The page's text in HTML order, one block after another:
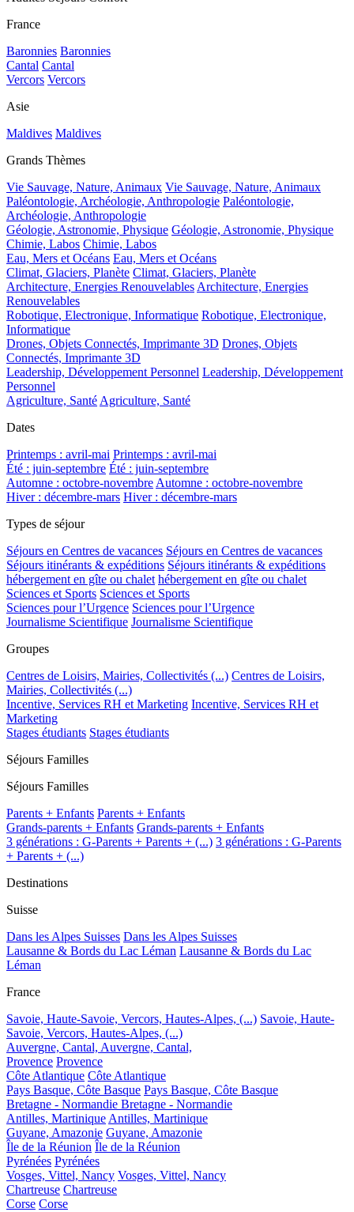
France
Baronnies Baronnies
Cantal Cantal
Vercors Vercors
Asie
Maldives Maldives
Grands Thèmes
Vie Sauvage, Nature, Animaux Vie Sauvage, Nature, Animaux
Paléontologie, Archéologie, Anthropologie Paléontologie,
Archéologie, Anthropologie
Géologie, Astronomie, Physique Géologie, Astronomie, Physique
Chimie, Labos Chimie, Labos
Eau, Mers et Océans Eau, Mers et Océans
Climat, Glaciers, Planète Climat, Glaciers, Planète
Architecture, Energies RenouvelablesArchitecture, Energies
Renouvelables
Robotique, Electronique, Informatique Robotique, Electronique,
Informatique
Drones, Objets Connectés, Imprimante 3D Drones, Objets
Connectés, Imprimante 3D
Leadership, Développement Personnel Leadership, Développement
Personnel
Agriculture, SantéAgriculture, Santé
Dates
Printemps : avril-mai Printemps : avril-mai
Été : juin-septembre Été : juin-septembre
Automne : octobre-novembreAutomne : octobre-novembre
Hiver : décembre-mars Hiver : décembre-mars
Types de séjour
Séjours en Centres de vacances Séjours en Centres de vacances
Séjours itinérants & expéditions Séjours itinérants & expéditions
hébergement en gîte ou chalet hébergement en gîte ou chalet
Sciences et Sports Sciences et Sports
Sciences pour l’Urgence Sciences pour l’Urgence
Journalisme Scientifique Journalisme Scientifique
Groupes
Centres de Loisirs, Mairies, Collectivités (...) Centres de Loisirs,
Mairies, Collectivités (...)
Incentive, Services RH et Marketing Incentive, Services RH et
Marketing
Stages étudiants Stages étudiants
Séjours Familles
Séjours Familles
Parents + Enfants Parents + Enfants
Grands-parents + Enfants Grands-parents + Enfants
3 générations : G-Parents + Parents + (...) 3 générations : G-Parents
+ Parents + (...)
Destinations
Suisse
Dans les Alpes Suisses Dans les Alpes Suisses
Lausanne & Bords du Lac Léman Lausanne & Bords du Lac
Léman
France
Savoie, Haute-Savoie, Vercors, Hautes-Alpes, (...) Savoie, Haute-
Savoie, Vercors, Hautes-Alpes, (...)
Auvergne, Cantal, Auvergne, Cantal,
Provence Provence
Côte Atlantique Côte Atlantique
Pays Basque, Côte Basque Pays Basque, Côte Basque
Bretagne - Normandie Bretagne - Normandie
Antilles, MartiniqueAntilles, Martinique
Guyane, Amazonie Guyane, Amazonie
Île de la Réunion Île de la Réunion
Pyrénées Pyrénées
Vosges, Vittel, Nancy Vosges, Vittel, Nancy
Chartreuse Chartreuse
Corse Corse